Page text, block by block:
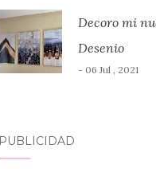
Decoro mi
Desenio
- 06 Jul , 2021
PUBLICIDAD